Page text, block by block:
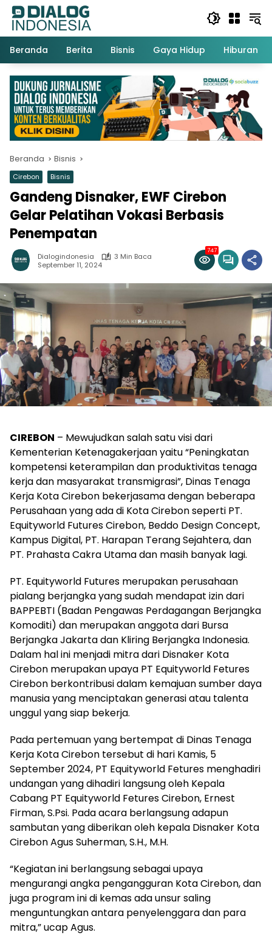
Langsung
konten
Beranda
Berita Bisnis Gaya Hidup Hiburan
Beranda Bisnis
Cirebon Bisnis
Gandeng Disnaker, EWF Cirebon
Gelar Pelatihan Vokasi Berbasis
Penempatan
Dialogindonesia
3 Min Baca
September 11, 2024
747
CIREBON – Mewujudkan salah satu visi dari
Kementerian Ketenagakerjaan yaitu “Peningkatan
kompetensi keterampilan dan produktivitas tenaga
kerja dan masyarakat transmigrasi”, Dinas Tenaga
Kerja Kota Cirebon bekerjasama dengan beberapa
Perusahaan yang ada di Kota Cirebon seperti PT.
Equityworld Futures Cirebon, Beddo Design Concept,
Kampus Digital, PT. Harapan Terang Sejahtera, dan
PT. Prahasta Cakra Utama dan masih banyak lagi.
PT. Equityworld Futures merupakan perusahaan
pialang berjangka yang sudah mendapat izin dari
BAPPEBTI (Badan Pengawas Perdagangan Berjangka
Komoditi) dan merupakan anggota dari Bursa
Berjangka Jakarta dan Kliring Berjangka Indonesia.
Dalam hal ini menjadi mitra dari Disnaker Kota
Cirebon merupakan upaya PT Equityworld Fetures
Cirebon berkontribusi dalam kemajuan sumber daya
manusia yang menciptakan generasi atau talenta
unggul yang siap bekerja.
Pada pertemuan yang bertempat di Dinas Tenaga
Kerja Kota Cirebon tersebut di hari Kamis, 5
September 2024, PT Equityworld Fetures menghadiri
undangan yang dihadiri langsung oleh Kepala
Cabang PT Equityworld Fetures Cirebon, Ernest
Firman, S.Psi. Pada acara berlangsung adapun
sambutan yang diberikan oleh kepala Disnaker Kota
Cirebon Agus Suherman, S.H., M.H.
“Kegiatan ini berlangsung sebagai upaya
mengurangi angka pengangguran Kota Cirebon, dan
juga program ini di kemas ada unsur saling
menguntungkan antara penyelenggara dan para
mitra,” ucap Agus.